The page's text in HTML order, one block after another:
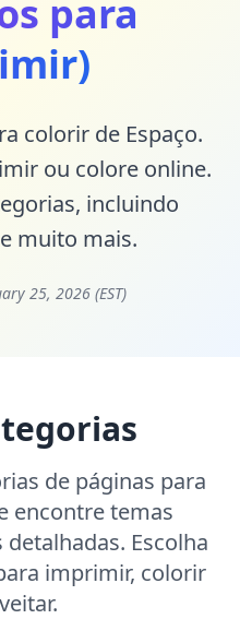
para
colorir de Espaço.
ou colore online.
incluindo
muito mais.
25, 2026 (EST)
de páginas para
encontre temas
Escolha
imprimir, colorir